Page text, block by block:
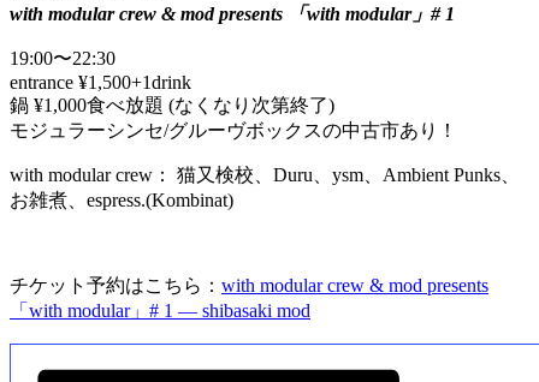
with modular crew & mod presents 「with modular」# 1
19:00〜22:30
entrance ¥1,500+1drink
鍋 ¥1,000食べ放題 (なくなり次第終了)
モジュラーシンセ/グルーヴボックスの中古市あり！
with modular crew： 猫又検校、Duru、ysm、Ambient Punks、
お雑煮、espress.(Kombinat)
チケット予約はこちら： with modular crew & mod presents
「with modular」# 1 — shibasaki mod